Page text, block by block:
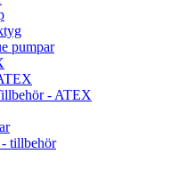
pumpar
- ATEX
tillbehör